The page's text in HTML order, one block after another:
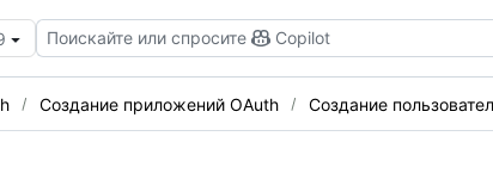
Поискайте или спросите Copilot
Создание приложений OAuth Создание